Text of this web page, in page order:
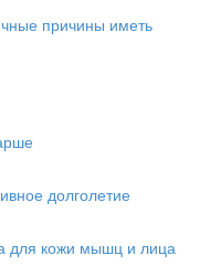
причины иметь
долголетие
для кожи мышц и лица